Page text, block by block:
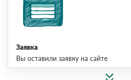
Заявка
Вы оставили заявку на сайте